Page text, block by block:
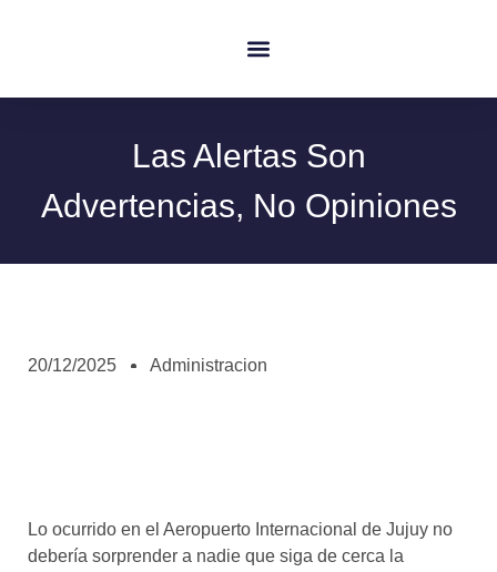
Las Alertas Son
Advertencias, No Opiniones
20/12/2025 Administracion
Lo ocurrido en el Aeropuerto Internacional de Jujuy no
debería sorprender a nadie que siga de cerca la